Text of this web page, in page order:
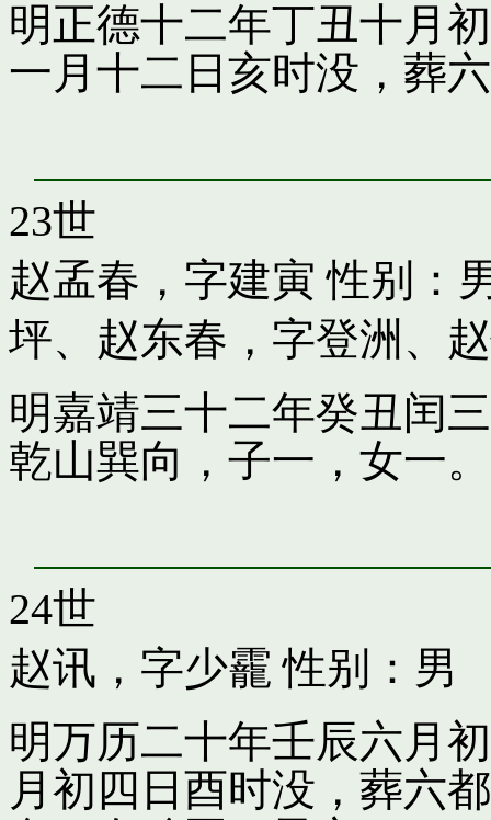
明正德十二年丁丑十月
一月十二日亥时没，葬
23世
赵孟春，字建寅 性别：
坪、 赵东春，字登洲 、
明嘉靖三十二年癸丑闰
乾山巽向，子一，女一。
24世
赵讯，字少靇 性别：男
明万历二十年壬辰六月
月初四日酉时没，葬六